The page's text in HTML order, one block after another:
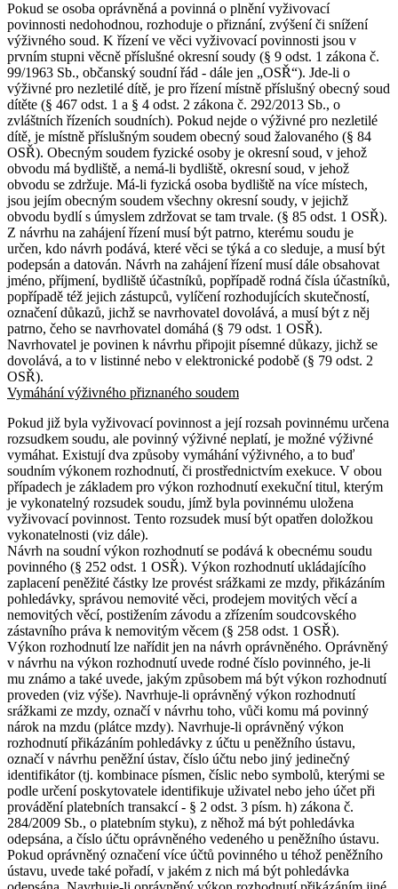
Pokud se osoba oprávněná a povinná o plnění vyživovací
povinnosti nedohodnou, rozhoduje o přiznání, zvýšení či snížení
výživného soud. K řízení ve věci vyživovací povinnosti jsou v
prvním stupni věcně příslušné okresní soudy (§ 9 odst. 1 zákona č.
99/1963 Sb., občanský soudní řád - dále jen „OSŘ“). Jde-li o
výživné pro nezletilé dítě, je pro řízení místně příslušný obecný soud
dítěte (§ 467 odst. 1 a § 4 odst. 2 zákona č. 292/2013 Sb., o
zvláštních řízeních soudních). Pokud nejde o výživné pro nezletilé
dítě, je místně příslušným soudem obecný soud žalovaného (§ 84
OSŘ). Obecným soudem fyzické osoby je okresní soud, v jehož
obvodu má bydliště, a nemá-li bydliště, okresní soud, v jehož
obvodu se zdržuje. Má-li fyzická osoba bydliště na více místech,
jsou jejím obecným soudem všechny okresní soudy, v jejichž
obvodu bydlí s úmyslem zdržovat se tam trvale. (§ 85 odst. 1 OSŘ).
Z návrhu na zahájení řízení musí být patrno, kterému soudu je
určen, kdo návrh podává, které věci se týká a co sleduje, a musí být
podepsán a datován. Návrh na zahájení řízení musí dále obsahovat
jméno, příjmení, bydliště účastníků, popřípadě rodná čísla účastníků,
popřípadě též jejich zástupců, vylíčení rozhodujících skutečností,
označení důkazů, jichž se navrhovatel dovolává, a musí být z něj
patrno, čeho se navrhovatel domáhá (§ 79 odst. 1 OSŘ).
Navrhovatel je povinen k návrhu připojit písemné důkazy, jichž se
dovolává, a to v listinné nebo v elektronické podobě (§ 79 odst. 2
OSŘ).
Vymáhání výživného přiznaného soudem
Pokud již byla vyživovací povinnost a její rozsah povinnému určena
rozsudkem soudu, ale povinný výživné neplatí, je možné výživné
vymáhat. Existují dva způsoby vymáhání výživného, a to buď
soudním výkonem rozhodnutí, či prostřednictvím exekuce. V obou
případech je základem pro výkon rozhodnutí exekuční titul, kterým
je vykonatelný rozsudek soudu, jímž byla povinnému uložena
vyživovací povinnost. Tento rozsudek musí být opatřen doložkou
vykonatelnosti (viz dále).
Návrh na soudní výkon rozhodnutí se podává k obecnému soudu
povinného (§ 252 odst. 1 OSŘ). Výkon rozhodnutí ukládajícího
zaplacení peněžité částky lze provést srážkami ze mzdy, přikázáním
pohledávky, správou nemovité věci, prodejem movitých věcí a
nemovitých věcí, postižením závodu a zřízením soudcovského
zástavního práva k nemovitým věcem (§ 258 odst. 1 OSŘ).
Výkon rozhodnutí lze nařídit jen na návrh oprávněného. Oprávněný
v návrhu na výkon rozhodnutí uvede rodné číslo povinného, je-li
mu známo a také uvede, jakým způsobem má být výkon rozhodnutí
proveden (viz výše). Navrhuje-li oprávněný výkon rozhodnutí
srážkami ze mzdy, označí v návrhu toho, vůči komu má povinný
nárok na mzdu (plátce mzdy). Navrhuje-li oprávněný výkon
rozhodnutí přikázáním pohledávky z účtu u peněžního ústavu,
označí v návrhu peněžní ústav, číslo účtu nebo jiný jedinečný
identifikátor (tj. kombinace písmen, číslic nebo symbolů, kterými se
podle určení poskytovatele identifikuje uživatel nebo jeho účet při
provádění platebních transakcí - § 2 odst. 3 písm. h) zákona č.
284/2009 Sb., o platebním styku), z něhož má být pohledávka
odepsána, a číslo účtu oprávněného vedeného u peněžního ústavu.
Pokud oprávněný označení více účtů povinného u téhož peněžního
ústavu, uvede také pořadí, v jakém z nich má být pohledávka